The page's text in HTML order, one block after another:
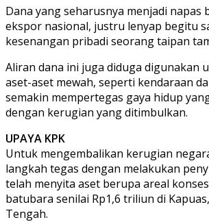
Dana yang seharusnya menjadi napas
ekspor nasional, justru lenyap begitu
kesenangan pribadi seorang taipan
Aliran dana ini juga diduga digunakan
aset-aset mewah, seperti kendaraan
semakin mempertegas gaya hidup
dengan kerugian yang ditimbulkan.
UPAYA KPK
Untuk mengembalikan kerugian
langkah tegas dengan melakukan
telah menyita aset berupa areal
batubara senilai Rp1,6 triliun di
Tengah.